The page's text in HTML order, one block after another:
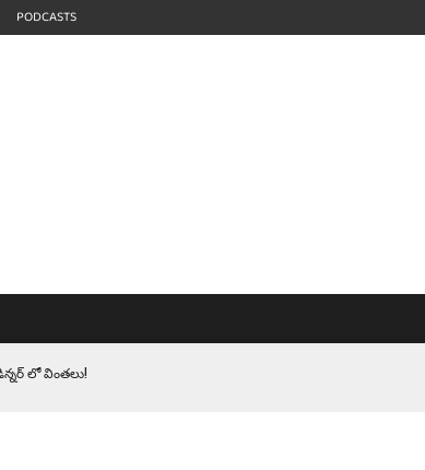
PODCASTS
డిన్నర్ లో వింతలు!
BET. సముద్రంలో ట్రంప్ టోల్ బూత్